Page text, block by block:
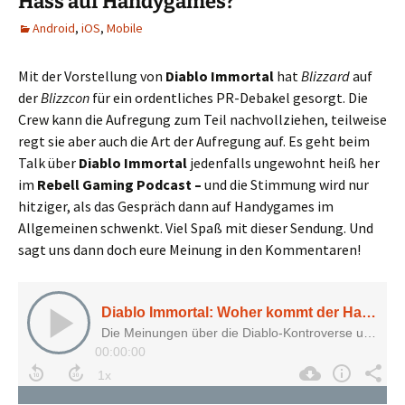
Android, iOS, Mobile
Mit der Vorstellung von Diablo Immortal hatBlizzardauf
derBlizzcon für ein ordentliches PR-Debakel gesorgt. Die
Crew kann die Aufregung zum Teil nachvollziehen, teilweise
regt sie aber auch die Art der Aufregung auf. Es geht beim
Talk über Diablo Immortal jedenfalls ungewohnt heiß her
im Rebell Gaming Podcast – und die Stimmung wird nur
hitziger, als das Gespräch dann auf Handygames im
Allgemeinen schwenkt. Viel Spaß mit dieser Sendung. Und
sagt uns dann doch eure Meinung in den Kommentaren!